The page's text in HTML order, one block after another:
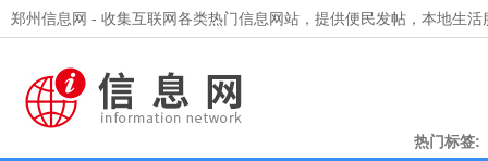
郑州信息网 - 收集互联网各类热门信息网站，提供便民发帖，本地生活
热门标签: